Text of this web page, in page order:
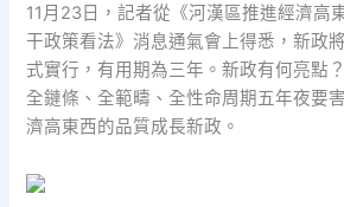
11月23日，記者從《河漢區推進經濟高
干政策看法》消息通氣會上得悉，新政
式實行，有用期為三年。新政有何亮點
全鏈條、全範疇、全性命周期五年夜要
濟高東西的品質成長新政。